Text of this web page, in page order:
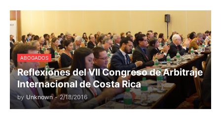
ABOGADOS
Reflexiones del VII Congreso de Arbitraje
Internacional de Costa Rica
by Unknown - 2/18/2016